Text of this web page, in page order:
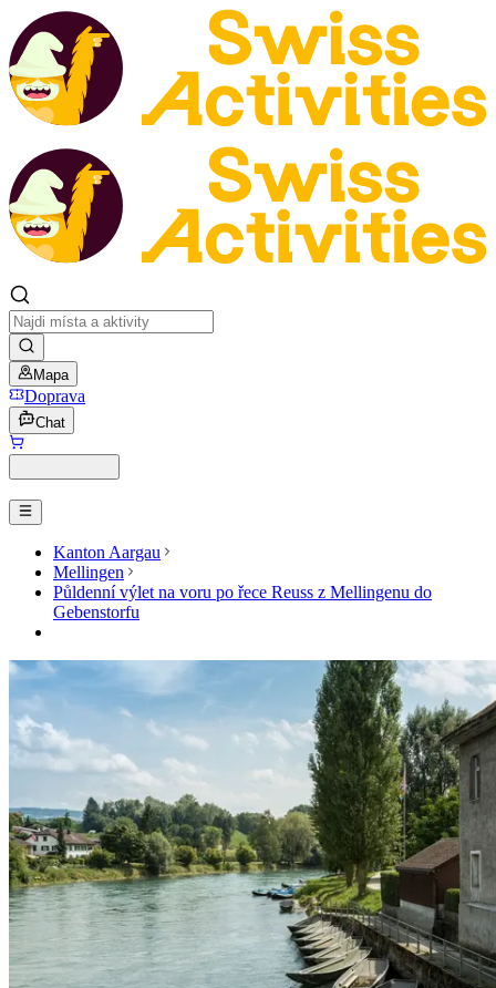
Mapa
Doprava
Chat
Kanton Aargau
Mellingen
Půldenní výlet na voru po řece Reuss z Mellingenu do
Gebenstorfu